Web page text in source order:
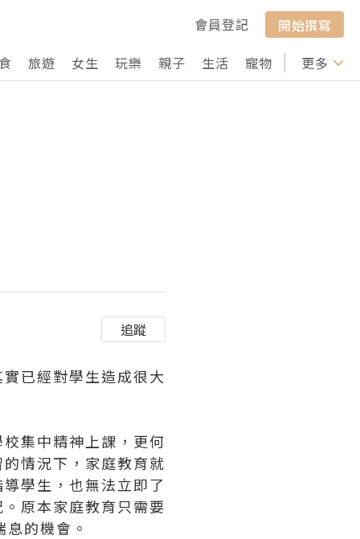
會員登記
開始撰寫
旅遊 女生 玩樂 親子 生活 寵物 行山 打卡
更多
追蹤
實已經對學生造成很大
集中精神上課，更何
情況下，家庭教育就
學生，也無法立即了
原本家庭教育只需要
的機會。